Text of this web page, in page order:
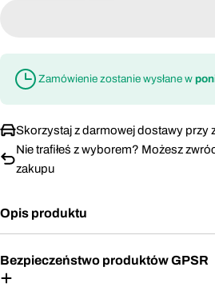
Zamówienie zostanie wysłane w
Skorzystaj z darmowej dostawy przy
Nie trafiłeś z wyborem? Możesz
zakupu
Opis produktu
Bezpieczeństwo produktów GPSR